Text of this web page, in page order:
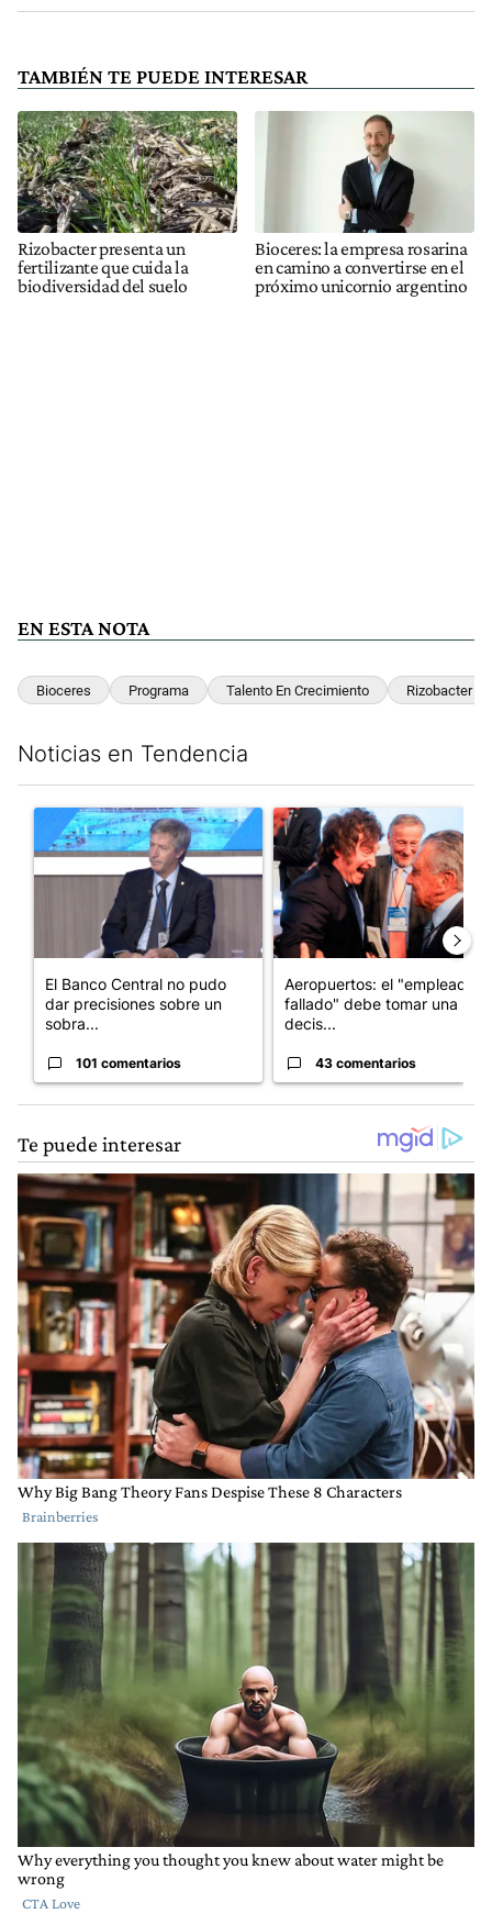
TAMBIÉN TE PUEDE INTERESAR
Rizobacter presenta un
fertilizante que cuida la
biodiversidad del suelo
Bioceres: la empresa rosarina
en camino a convertirse en el
próximo unicornio argentino
EN ESTA NOTA
Bioceres Programa Talento En Crecimiento Rizobacter
Noticias en Tendencia
Un artículo de tendencia con el título "El Banco Central no
El Banco Central no pudo
dar precisiones sobre un
sobra...
101 comentarios
Un artículo de tendencia con
Aeropuertos: el "empleado
fallado" debe tomar una
decis...
43 comentarios